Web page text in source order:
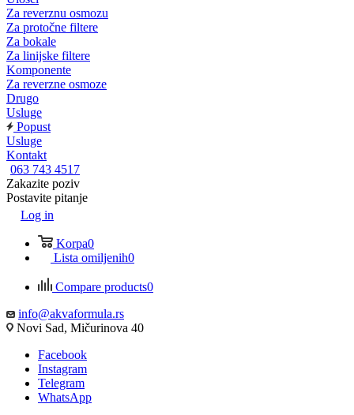
Za reverznu osmozu
Za protočne filtere
Za bokale
Za linijske filtere
Komponente
Za reverzne osmoze
Drugo
Usluge
Popust
Usluge
Kontakt
063 743 4517
Zakazite poziv
Postavite pitanje
Log in
Korpa0
Lista omiljenih0
Compare products0
info@akvaformula.rs
Novi Sad, Mičurinova 40
Facebook
Instagram
Telegram
WhatsApp